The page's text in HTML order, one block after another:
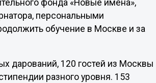
фонда «Новые имена»,
персональными
обучение в Москве и за
дарований, 120 гостей из Москвы
разного уровня. 153